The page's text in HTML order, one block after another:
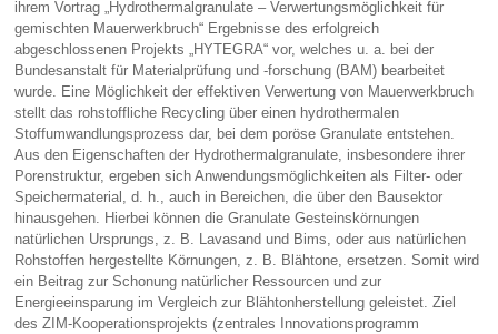
ihrem Vortrag „Hydrothermalgranulate – Verwertungsmöglichkeit für
gemischten Mauerwerkbruch“ Ergebnisse des erfolgreich
abgeschlossenen Projekts „HYTEGRA“ vor, welches u. a. bei der
Bundesanstalt für Materialprüfung und -forschung (BAM) bearbeitet
wurde. Eine Möglichkeit der effektiven Verwertung von Mauerwerkbruch
stellt das rohstoffliche Recycling über einen hydrothermalen
Stoffumwandlungsprozess dar, bei dem poröse Granulate entstehen.
Aus den Eigenschaften der Hydrothermalgranulate, insbesondere ihrer
Porenstruktur, ergeben sich Anwendungsmöglichkeiten als Filter- oder
Speichermaterial, d. h., auch in Bereichen, die über den Bausektor
hinausgehen. Hierbei können die Granulate Gesteinskörnungen
natürlichen Ursprungs, z. B. Lavasand und Bims, oder aus natürlichen
Rohstoffen hergestellte Körnungen, z. B. Blähtone, ersetzen. Somit wird
ein Beitrag zur Schonung natürlicher Ressourcen und zur
Energieeinsparung im Vergleich zur Blähtonherstellung geleistet. Ziel
des ZIM-Kooperationsprojekts (zentrales Innovationsprogramm